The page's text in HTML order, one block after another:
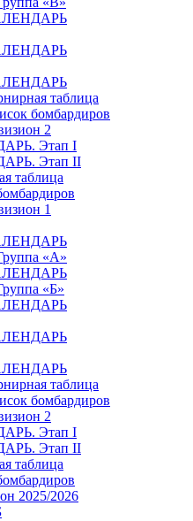
таблица
бомбардиров
2
Этап I
Этап II
таблица
1
«А»
«Б»
таблица
бомбардиров
2
Этап I
Этап II
таблица
2025/2026